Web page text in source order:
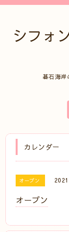
シフォ
碁石海岸
カレンダー
オープン
オープン